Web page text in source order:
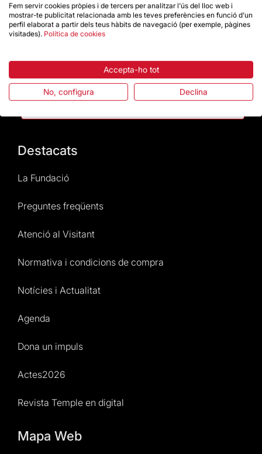
Contacte
Dona un impuls
Destacats
La Fundació
Preguntes freqüents
Atenció al Visitant
Normativa i condicions de compra
Notícies i Actualitat
Agenda
Dona un impuls
Actes2026
Revista Temple en digital
Mapa Web
Fem servir cookies pròpies i de tercers per analitzar l'ús del lloc web i
mostrar-te publicitat relacionada amb les teves preferències en funció d'un
perfil elaborat a partir dels teus hàbits de navegació (per exemple, pàgines
visitades). Política de cookies
Accepta-ho tot
No, configura Declina